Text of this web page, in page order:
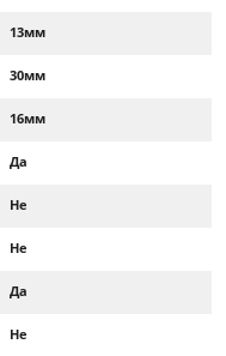
13мм
30мм
16мм
Да
Не
Не
Да
Не